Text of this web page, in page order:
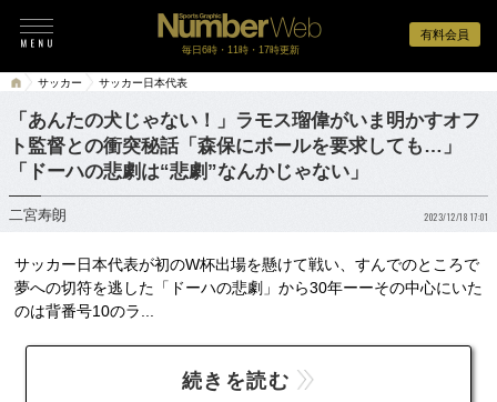
有料会員
毎日6時・11時・17時更新
サッカー サッカー日本代表
「あんたの犬じゃない！」ラモス瑠偉がいま明かすオフ
ト監督との衝突秘話「森保にボールを要求しても…」
「ドーハの悲劇は“悲劇”なんかじゃない」
二宮寿朗 2023/12/18 17:01
サッカー日本代表が初のW杯出場を懸けて戦い、すんでのところで
夢への切符を逃した「ドーハの悲劇」から30年ーーその中心にいた
のは背番号10のラ...
続きを読む